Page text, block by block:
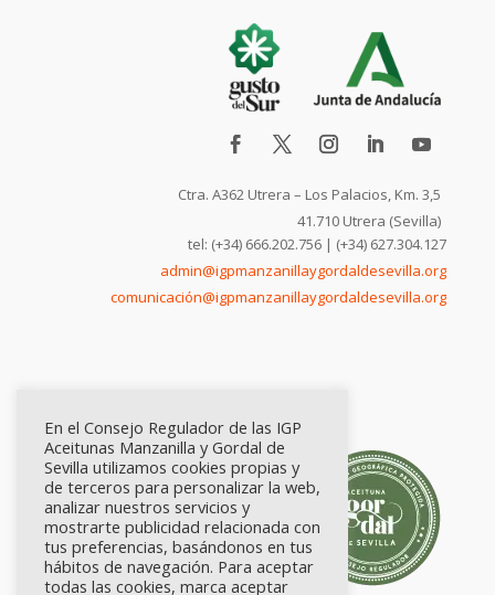
Ctra. A362 Utrera – Los Palacios, Km. 3,5
41.710 Utrera (Sevilla)
tel: (+34) 666.202.756 | (+34) 627.304.127
admin@igpmanzanillaygordaldesevilla.org
comunicación@igpmanzanillaygordaldesevilla.org
En el Consejo Regulador de las IGP
Aceitunas Manzanilla y Gordal de
Sevilla utilizamos cookies propias y
de terceros para personalizar la web,
analizar nuestros servicios y
mostrarte publicidad relacionada con
tus preferencias, basándonos en tus
hábitos de navegación. Para aceptar
todas las cookies, marca aceptar